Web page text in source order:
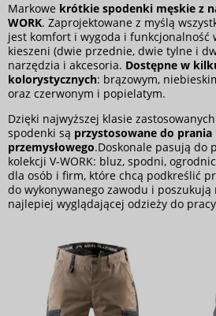
Markowe krótkie spodenki męskie z
WORK. Zaprojektowane z myślą
jest komfort i wygoda i funkcjonalność
kieszeni (dwie przednie, dwie tylne i
narzędzia i akcesoria. Dostępne w
kolorystycznych: brązowym,
oraz czerwonym i popielatym.
Dzięki najwyższej klasie
spodenki są przystosowane do prania
przemysłowego.Doskonale pasują do
kolekcji V-WORK: bluz, spodni,
dla osób i firm, które chcą podkreślić
do wykonywanego zawodu i
najlepiej wyglądającej odzieży do